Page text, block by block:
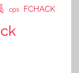
cps FCHACK